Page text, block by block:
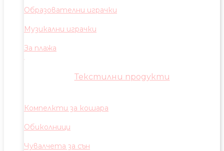
Образователни играчки
Музикални играчки
За плажа
Текстилни продукти
Компелкти за кошара
Обиколници
Чувалчета за сън